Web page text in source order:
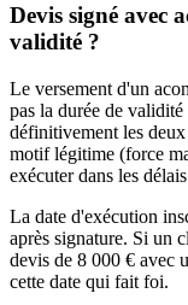
Devis signé avec
validité ?
Le versement d'un
pas la durée de
définitivement les
motif légitime (force
exécuter dans les
La date d'exécution
après signature. Si un
devis de 8 000 € avec
cette date qui fait foi.